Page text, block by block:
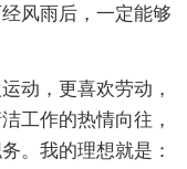
风雨后，一定能够
动，更喜欢劳动，
工作的热情向往，
。我的理想就是：